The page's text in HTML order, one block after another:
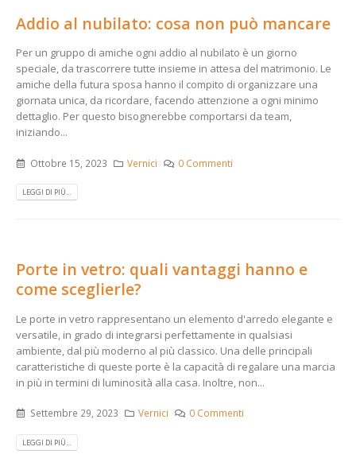
Addio al nubilato: cosa non può mancare
Per un gruppo di amiche ogni addio al nubilato è un giorno
speciale, da trascorrere tutte insieme in attesa del matrimonio. Le
amiche della futura sposa hanno il compito di organizzare una
giornata unica, da ricordare, facendo attenzione a ogni minimo
dettaglio. Per questo bisognerebbe comportarsi da team,
iniziando...
Ottobre 15, 2023 Vernici 0 Commenti
LEGGI DI PIÙ...
Porte in vetro: quali vantaggi hanno e
come sceglierle?
Le porte in vetro rappresentano un elemento d'arredo elegante e
versatile, in grado di integrarsi perfettamente in qualsiasi
ambiente, dal più moderno al più classico. Una delle principali
caratteristiche di queste porte è la capacità di regalare una marcia
in più in termini di luminosità alla casa. Inoltre, non...
Settembre 29, 2023 Vernici 0 Commenti
LEGGI DI PIÙ...